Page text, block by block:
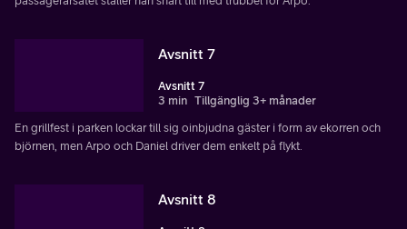
Avsnitt 7
Avsnitt 7
3 min Tillgänglig 3+ månader
En grillfest i parken lockar till sig oinbjudna gäster i form av ekorren och
björnen, men Arpo och Daniel driver dem enkelt på flykt.
Avsnitt 8